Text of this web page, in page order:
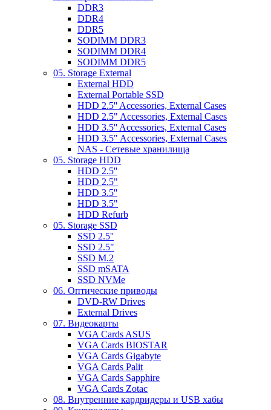
DDR3
DDR4
DDR5
SODIMM DDR3
SODIMM DDR4
SODIMM DDR5
05. Storage External
External HDD
External Portable SSD
HDD 2.5'' Accessories, External Cases
HDD 2.5" Accessories, External Cases
HDD 3.5'' Accessories, External Cases
HDD 3.5" Accessories, External Cases
NAS - Сетевые хранилища
05. Storage HDD
HDD 2.5''
HDD 2.5"
HDD 3.5''
HDD 3.5"
HDD Refurb
05. Storage SSD
SSD 2.5''
SSD 2.5"
SSD M.2
SSD mSATA
SSD NVMe
06. Оптические приводы
DVD-RW Drives
External Drives
07. Видеокарты
VGA Cards ASUS
VGA Cards BIOSTAR
VGA Cards Gigabyte
VGA Cards Palit
VGA Cards Sapphire
VGA Cards Zotac
08. Внутренние кардридеры и USB хабы